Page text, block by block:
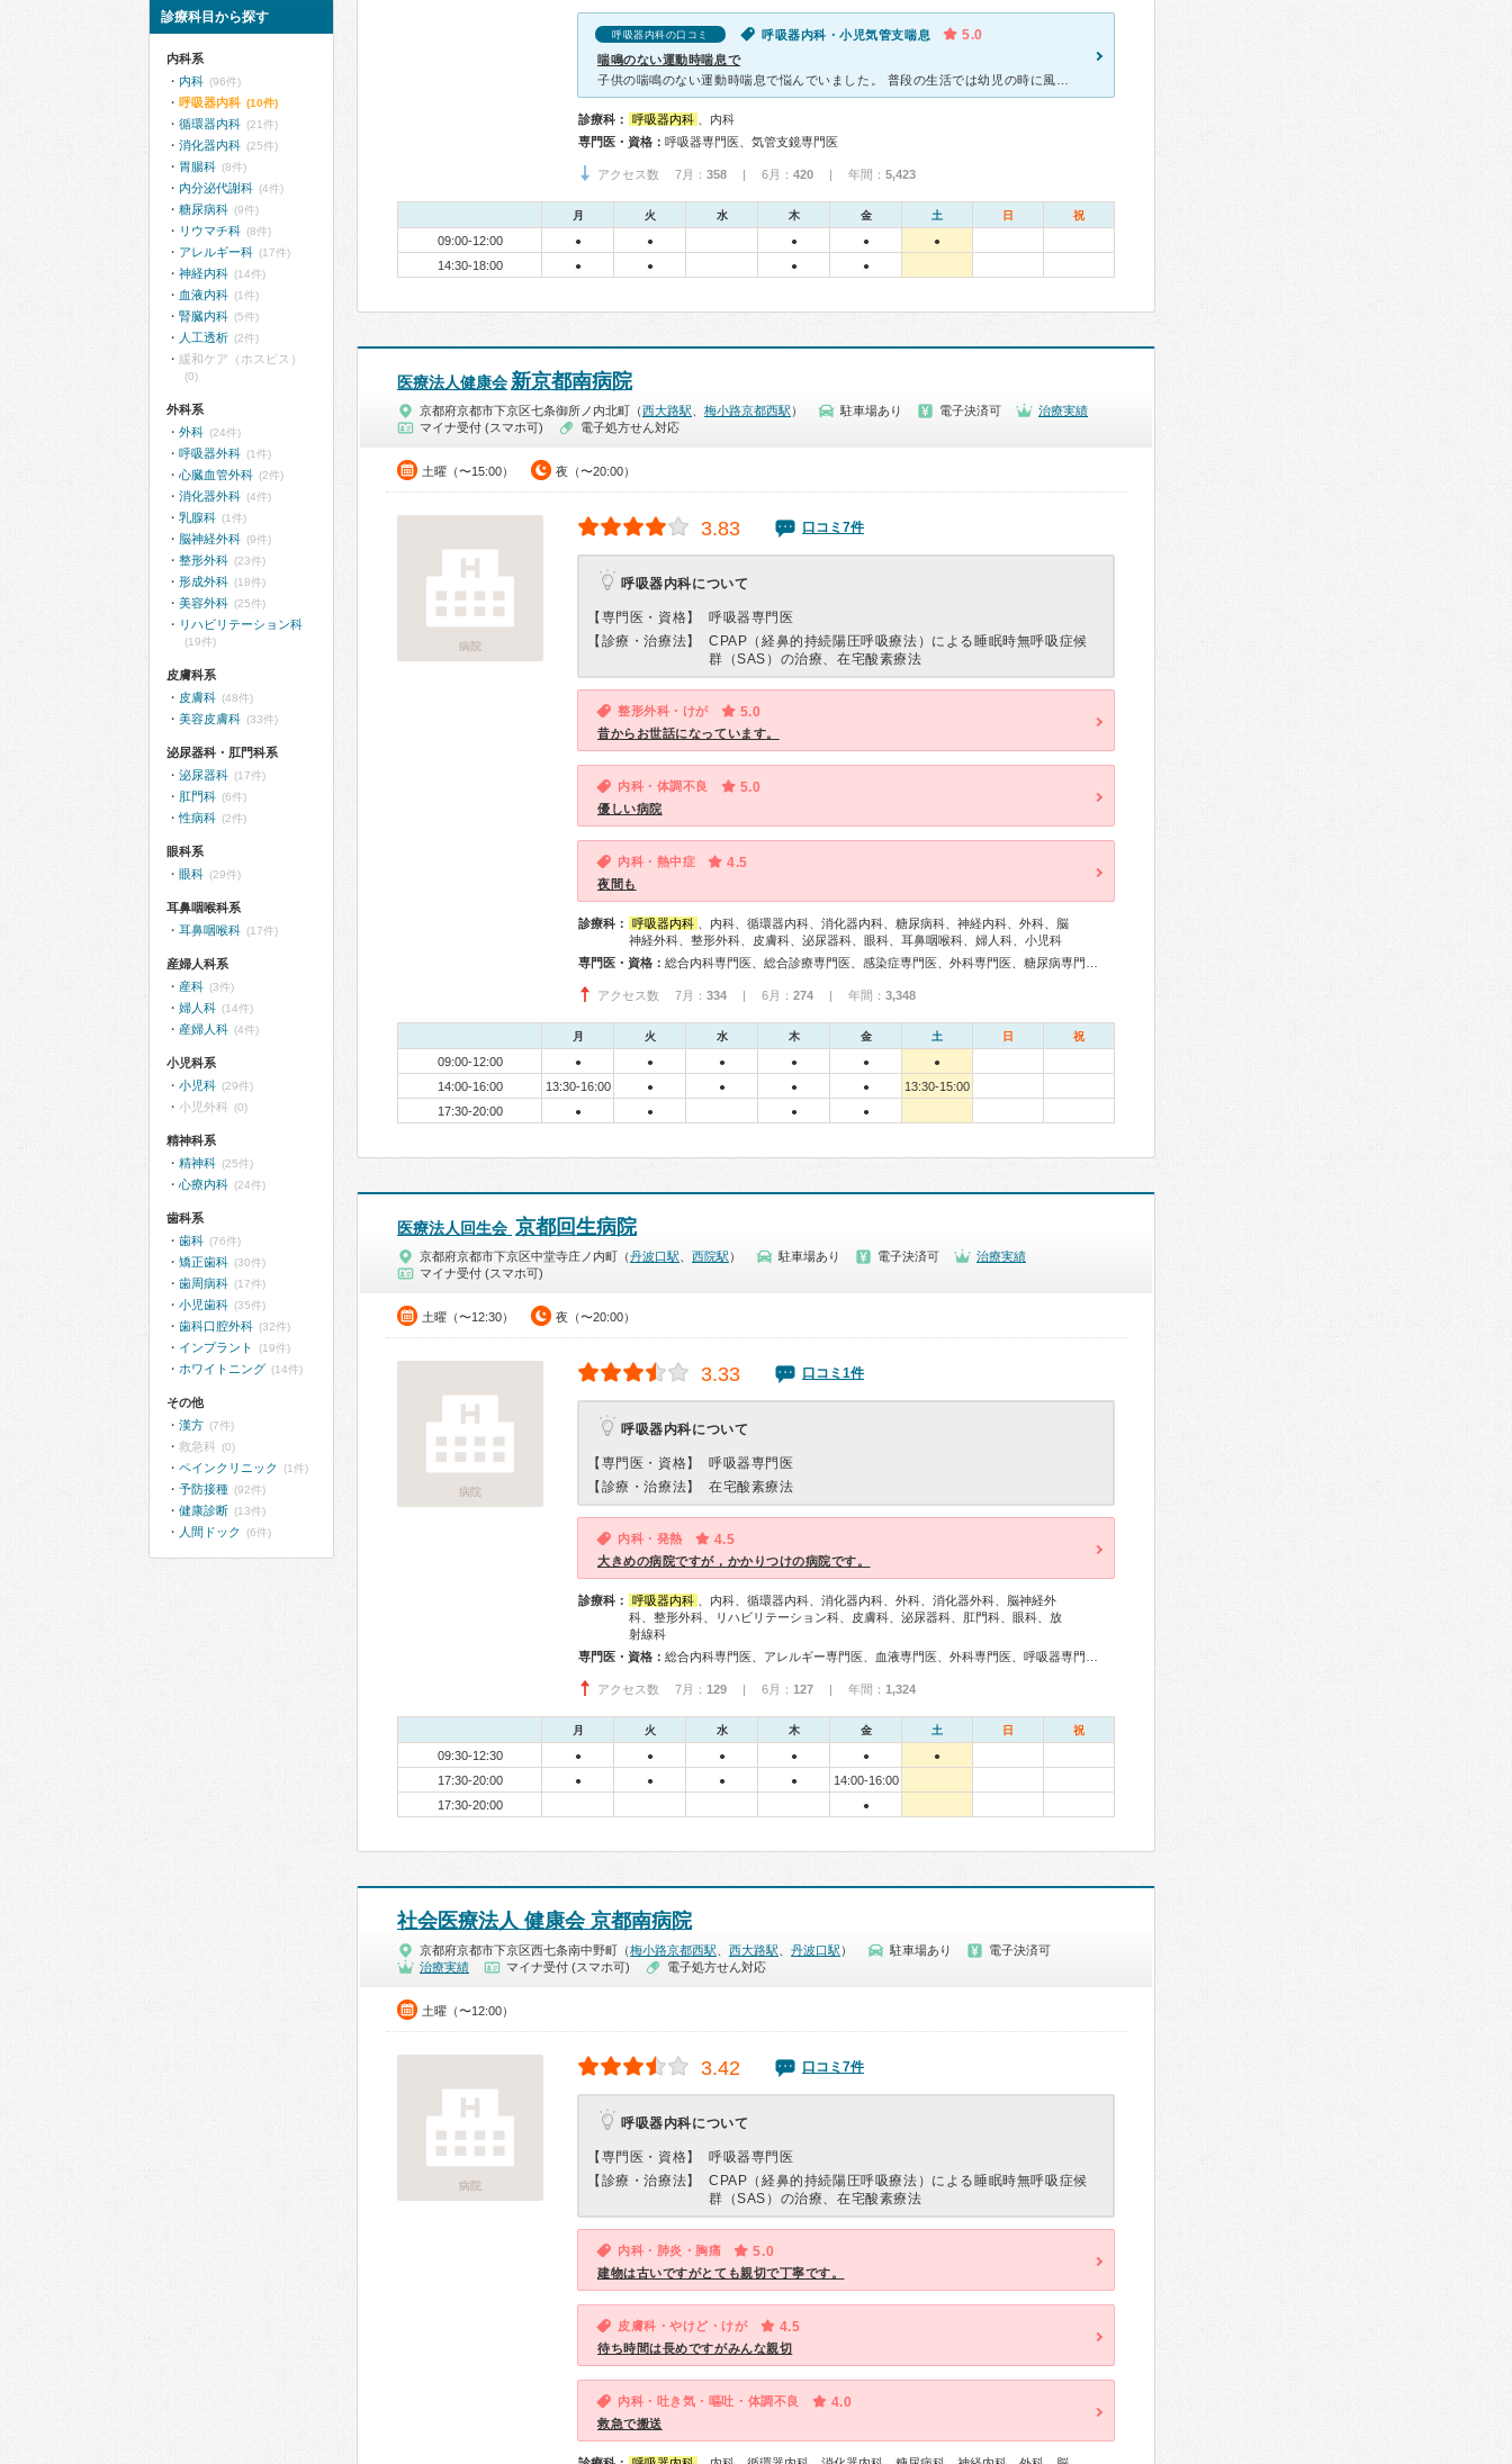
呼吸器内科の口コミ 呼吸器内科・小児気管支喘息 5.0
喘鳴のない運動時喘息で
診療科： 呼吸器内科
、内科
専門医・資格： 呼吸器専門医、気管支鏡専門医
アクセス数 7月： 358 | 6月： 420 | 年間： 5,423
月 火 水 木 金 土 日 祝
09:00-12:00 ● ● ● ● ●
14:30-18:00 ● ● ● ●
医療法人健康会新京都南病院
京都府京都市下京区七条御所ノ内北町（西大路駅 梅小路京都西駅 ） 駐車場あり 電子決済可
治療実績
マイナ受付 (スマホ可)
電子処方せん対応
土曜（〜15:00） 夜（〜20:00）
病院
3.83 口コミ7件
呼吸器内科について
【専門医・資格】
呼吸器専門医
【診療・治療法】
CPAP（経鼻的持続陽圧呼吸療法）による睡眠時無呼吸症候
群（SAS）の治療、在宅酸素療法
整形外科・けが 5.0
昔からお世話になっています。
内科・体調不良 5.0
優しい病院
内科・熱中症 4.5
夜間も
診療科： 呼吸器内科
、内科、循環器内科、消化器内科、糖尿病科、神経内科、外科、脳
神経外科、整形外科、皮膚科、泌尿器科、眼科、耳鼻咽喉科、婦人科、小児科
専門医・資格：
アクセス数 7月： 334 | 6月： 274 | 年間： 3,348
月 火 水 木 金 土 日 祝
09:00-12:00 ● ● ● ● ● ●
14:00-16:00 13:30-16:00 ● ● ● ●
13:30-15:00
17:30-20:00
● ● ● ●
医療法人回生会 京都回生病院
京都府京都市下京区中堂寺庄ノ内町（丹波口駅 西院駅 ） 駐車場あり 電子決済可
治療実績
マイナ受付 (スマホ可)
土曜（〜12:30） 夜（〜20:00）
病院
3.33 口コミ1件
呼吸器内科について
【専門医・資格】
呼吸器専門医
【診療・治療法】
在宅酸素療法
内科・発熱 4.5
大きめの病院ですが，かかりつけの病院です。
診療科： 呼吸器内科
、内科、循環器内科、消化器内科、外科、消化器外科、脳神経外
科、整形外科、リハビリテーション科、皮膚科、泌尿器科、肛門科、眼科、放
射線科
専門医・資格：
アクセス数 7月： 129 | 6月： 127 | 年間： 1,324
月 火 水 木 金 土 日 祝
09:30-12:30 ● ● ● ● ● ●
17:30-20:00 ● ● ● ●
14:00-16:00
17:30-20:00
●
社会医療法人 健康会 京都南病院
京都府京都市下京区西七条南中野町（梅小路京都西駅 西大路駅 丹波口駅 ） 駐車場あり
電子決済可
治療実績
マイナ受付 (スマホ可) 電子処方せん対応
土曜（〜12:00）
病院
3.42 口コミ7件
呼吸器内科について
【専門医・資格】
呼吸器専門医
【診療・治療法】
CPAP（経鼻的持続陽圧呼吸療法）による睡眠時無呼吸症候
群（SAS）の治療、在宅酸素療法
内科・肺炎・胸痛 5.0
建物は古いですがとても親切で丁寧です。
皮膚科・やけど・けが 4.5
待ち時間は長めですがみんな親切
内科・吐き気・嘔吐・体調不良 4.0
救急で搬送
診療科目から探す
内科系
内科 (96件)
呼吸器内科 (10件)
循環器内科 (21件)
消化器内科 (25件)
胃腸科 (8件)
内分泌代謝科 (4件)
糖尿病科 (9件)
リウマチ科 (8件)
アレルギー科 (17件)
神経内科 (14件)
血液内科 (1件)
腎臓内科 (5件)
人工透析 (2件)
緩和ケア（ホスピス）
(0)
外科系
外科 (24件)
呼吸器外科 (1件)
心臓血管外科 (2件)
消化器外科 (4件)
乳腺科 (1件)
脳神経外科 (9件)
整形外科 (23件)
形成外科 (18件)
美容外科 (25件)
リハビリテーション科
(19件)
皮膚科系
皮膚科 (48件)
美容皮膚科 (33件)
泌尿器科・肛門科系
泌尿器科 (17件)
肛門科 (6件)
性病科 (2件)
眼科系
眼科 (29件)
耳鼻咽喉科系
耳鼻咽喉科 (17件)
産婦人科系
産科 (3件)
婦人科 (14件)
産婦人科 (4件)
小児科系
小児科 (29件)
小児外科 (0)
精神科系
精神科 (25件)
心療内科 (24件)
歯科系
歯科 (76件)
矯正歯科 (30件)
歯周病科 (17件)
小児歯科 (35件)
歯科口腔外科 (32件)
インプラント (19件)
ホワイトニング (14件)
その他
漢方 (7件)
救急科 (0)
ペインクリニック (1件)
予防接種 (92件)
健康診断 (13件)
人間ドック (6件)